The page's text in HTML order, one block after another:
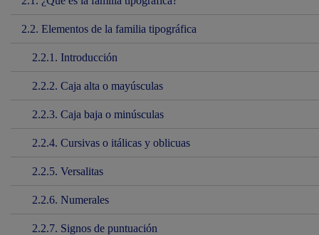
2.2. Elementos de la familia tipográfica
2.2.1. Introducción
2.2.2. Caja alta o mayúsculas
2.2.3. Caja baja o minúsculas
2.2.4. Cursivas o itálicas y oblicuas
2.2.5. Versalitas
2.2.6. Numerales
2.2.7. Signos de puntuación